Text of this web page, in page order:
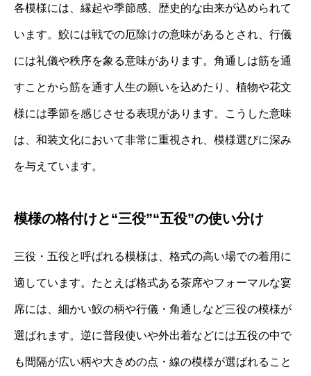
各模様には、縁起や季節感、歴史的な由来が込められて
います。鮫には戦での厄除けの意味があるとされ、行儀
には礼儀や秩序を象る意味があります。角通しは筋を通
すことから筋を通す人生の願いを込めたり、植物や花文
様には季節を感じさせる表現があります。こうした意味
は、和装文化において非常に重視され、模様選びに深み
を与えています。
模様の格付けと“三役”“五役”の使い分け
三役・五役と呼ばれる模様は、格式の高い場での着用に
適しています。たとえば格式ある茶席やフォーマルな宴
席には、細かい鮫の柄や行儀・角通しなど三役の模様が
選ばれます。逆に普段使いや外出着などには五役の中で
も間隔が広い柄や大きめの点・線の模様が選ばれること